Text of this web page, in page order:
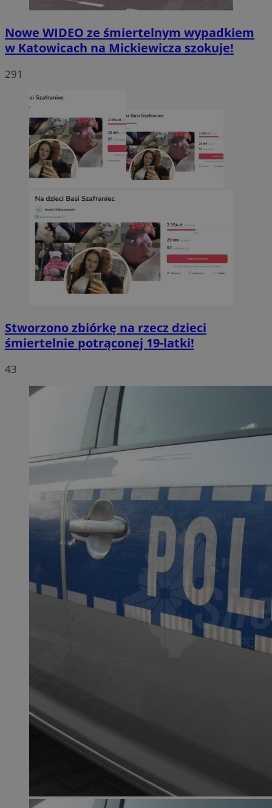
Nowe WIDEO ze śmiertelnym wypadkiem
w Katowicach na Mickiewicza szokuje!
291
Stworzono zbiórkę na rzecz dzieci
śmiertelnie potrąconej 19-latki!
43